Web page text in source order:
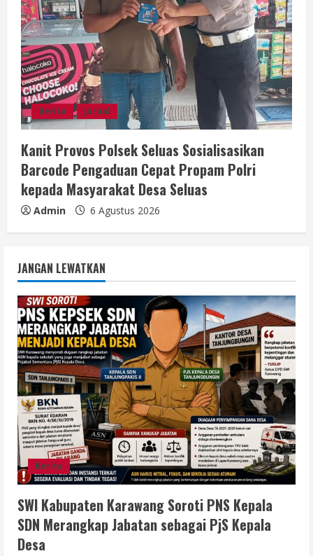
Berita Jurnal
Kanit Provos Polsek Seluas Sosialisasikan
Barcode Pengaduan Cepat Propam Polri
kepada Masyarakat Desa Seluas
Admin 6 Agustus 2026
JANGAN LEWATKAN
Berita
SWI Kabupaten Karawang Soroti PNS Kepala
SDN Merangkap Jabatan sebagai PjS Kepala
Desa